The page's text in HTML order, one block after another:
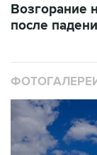
Возгорание
после